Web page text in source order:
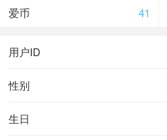
41
爱币
用户ID
性别
生日